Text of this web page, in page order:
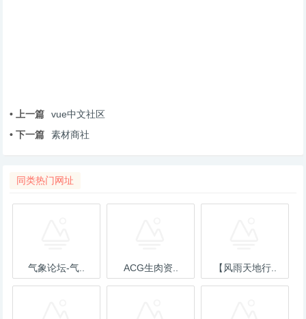
• 上一篇
vue中文社区
• 下一篇
素材商社
同类热门网址
气象论坛-气.. ACG生肉资.. 【风雨天地行..